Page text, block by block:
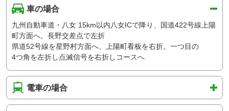
車の場合
九州自動車道・八女 15km以内八女ICで降り、国道422号線上陽
町方面へ。長野交差点で左折
県道52号線を星野村方面へ、上陽町看板を右折。一つ目の
4つ角を左折し点滅信号を右折しコースへ
電車の場合